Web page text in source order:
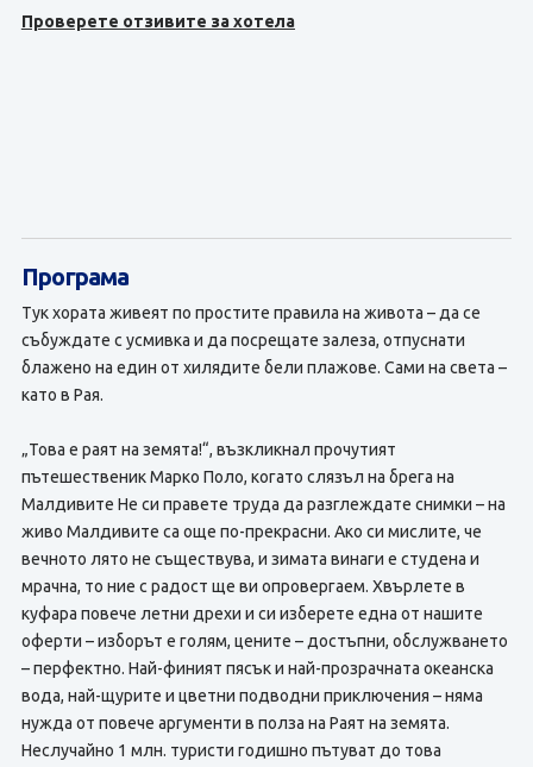
Проверете отзивите за хотела
Програма
Тук хората живеят по простите правила на живота – да се
събуждате с усмивка и да посрещате залеза, отпуснати
блажено на един от хилядите бели плажове. Сами на света –
като в Рая.
„Това е раят на земята!“, възкликнал прочутият
пътешественик Марко Поло, когато слязъл на брега на
Малдивите Не си правете труда да разглеждате снимки – на
живо Малдивите са още по-прекрасни. Ако си мислите, че
вечното лято не съществува, и зимата винаги е студена и
мрачна, то ние с радост ще ви опровергаем. Хвърлете в
куфара повече летни дрехи и си изберете една от нашите
оферти – изборът е голям, цените – достъпни, обслужването
– перфектно. Най-финият пясък и най-прозрачната океанска
вода, най-щурите и цветни подводни приключения – няма
нужда от повече аргументи в полза на Раят на земята.
Неслучайно 1 млн. туристи годишно пътуват до това